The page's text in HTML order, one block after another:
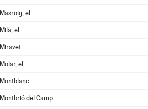
Masroig, el
Milà, el
Miravet
Molar, el
Montblanc
Montbrió del Camp